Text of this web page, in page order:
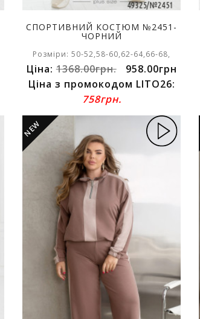
СПОРТИВНИЙ КОСТЮМ №2451-
ЧОРНИЙ
Розміри: 50-52,58-60,62-64,66-68,
Ціна:1368.00грн.
958.00грн
Ціна з промокодом LITO26:
758грн.
NEW